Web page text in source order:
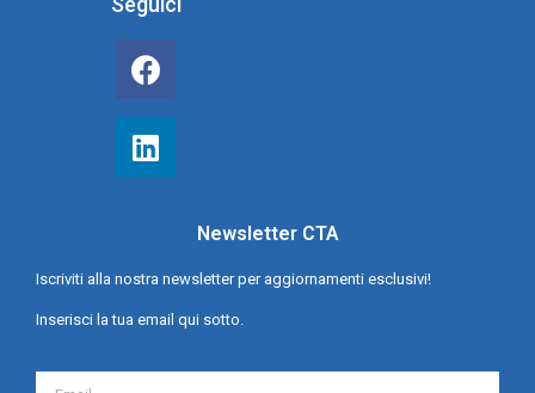
Newsletter CTA
Iscriviti alla nostra newsletter per aggiornamenti esclusivi!
Inserisci la tua email qui sotto.